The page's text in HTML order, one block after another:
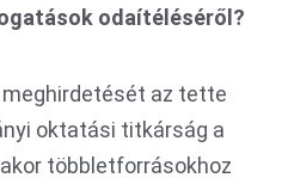
odaítéléséről?
az tette
oktatási titkárság a
többletforrásokhoz